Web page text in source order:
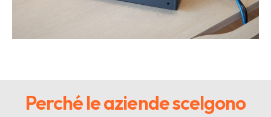
Perché le aziende scelgono